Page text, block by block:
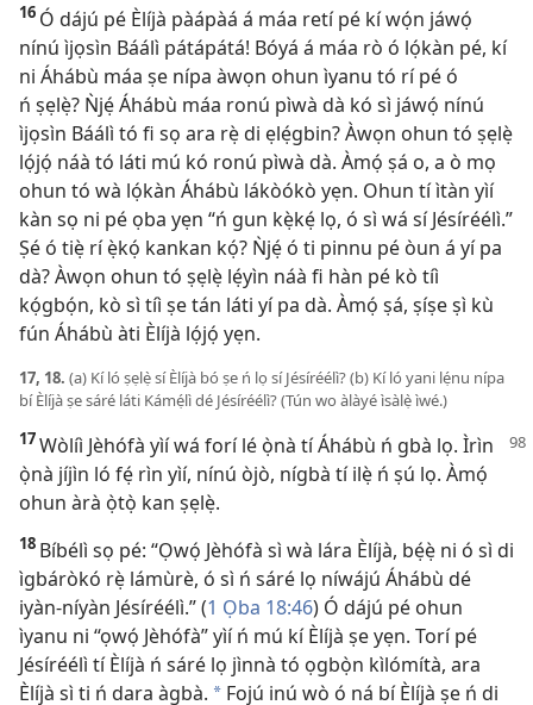
16 Ó dájú pé Èlíjà pàápàá á máa retí pé kí wọ́n jáwọ́
nínú ìjọsìn Báálì pátápátá! Bóyá á máa rò ó lọ́kàn pé, kí
ni Áhábù máa ṣe nípa àwọn ohun ìyanu tó rí pé ó
ń ṣẹlẹ̀? Ǹjẹ́ Áhábù máa ronú pìwà dà kó sì jáwọ́ nínú
ìjọsìn Báálì tó fi sọ ara rẹ̀ di ẹlẹ́gbin? Àwọn ohun tó ṣẹlẹ̀
lọ́jọ́ náà tó láti mú kó ronú pìwà dà. Àmọ́ ṣá o, a ò mọ
ohun tó wà lọ́kàn Áhábù lákòókò yẹn. Ohun tí ìtàn yìí
kàn sọ ni pé ọba yẹn “ń gun kẹ̀kẹ́ lọ, ó sì wá sí Jésíréélì.”
Ṣé ó tiẹ̀ rí ẹ̀kọ́ kankan kọ́? Ǹjẹ́ ó ti pinnu pé òun á yí pa
dà? Àwọn ohun tó ṣẹlẹ̀ lẹ́yìn náà fi hàn pé kò tíì
kọ́gbọ́n, kò sì tíì ṣe tán láti yí pa dà. Àmọ́ ṣá, ṣíṣe ṣì kù
fún Áhábù àti Èlíjà lọ́jọ́ yẹn.
17, 18. (a) Kí ló ṣẹlẹ̀ sí Èlíjà bó ṣe ń lọ sí Jésíréélì? (b) Kí ló yani lẹ́nu nípa
bí Èlíjà ṣe sáré láti Kámẹ́lì dé Jésíréélì? (Tún wo àlàyé ìsàlẹ̀ ìwé.)
17Wòlíì Jèhófà yìí wá forí lé ọ̀nà tí Áhábù ń gbà lọ. Ìrìn
ọ̀nà jíjìn ló fẹ́ rìn yìí, nínú òjò, nígbà tí ilẹ̀ ń ṣú lọ. Àmọ́
ohun àrà ọ̀tọ̀ kan ṣẹlẹ̀.
18 Bíbélì sọ pé: “Ọwọ́ Jèhófà sì wà lára Èlíjà, bẹ́ẹ̀ ni ó sì di
ìgbáròkó rẹ̀ lámùrè, ó sì ń sáré lọ níwájú Áhábù dé
iyàn-níyàn Jésíréélì.” (1 Ọba 18:46) Ó dájú pé ohun
ìyanu ni “ọwọ́ Jèhófà” yìí ń mú kí Èlíjà ṣe yẹn. Torí pé
Jésíréélì tí Èlíjà ń sáré lọ jìnnà tó ọgbọ̀n kìlómítà, ara
Èlíjà sì ti ń dara àgbà. * Fojú inú wò ó ná bí Èlíjà ṣe ń di